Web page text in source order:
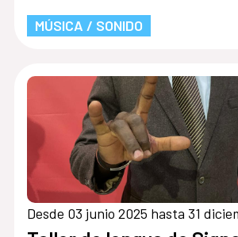
MÚSICA / SONIDO
Desde 03 junio 2025 hasta 31